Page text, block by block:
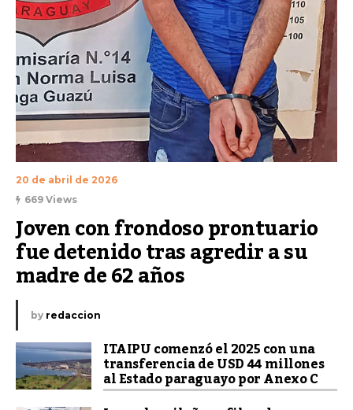
20 de abril de 2026
669 Views
Joven con frondoso prontuario
fue detenido tras agredir a su
madre de 62 años
by redaccion
ITAIPU comenzó el 2025 con una
transferencia de USD 44 millones
al Estado paraguayo por Anexo C